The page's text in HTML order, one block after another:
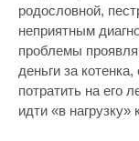
родословной,
неприятным
проблемы
деньги за
потратить на его
идти «в нагрузку»